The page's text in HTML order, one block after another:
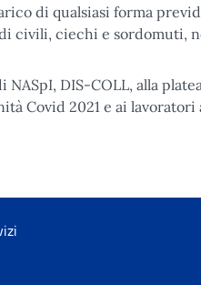
di qualsiasi forma
civili, ciechi e sordomuti,
NASpI, DIS-COLL, alla
Covid 2021 e ai